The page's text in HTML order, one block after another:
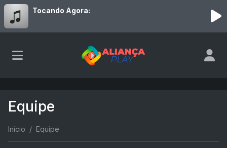
Tocando Agora:
Equipe
Início Equipe